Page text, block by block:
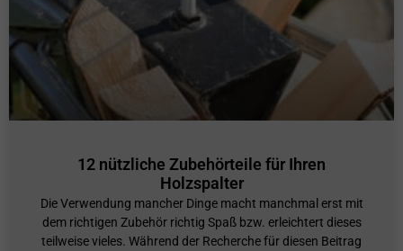
12 nützliche Zubehörteile für Ihren
Holzspalter
Die Verwendung mancher Dinge macht manchmal erst mit
dem richtigen Zubehör richtig Spaß bzw. erleichtert dieses
teilweise vieles. Während der Recherche für diesen Beitrag